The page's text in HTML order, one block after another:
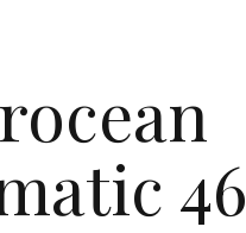
46